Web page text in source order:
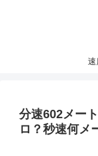
速
分速602メー
ロ？秒速何メ